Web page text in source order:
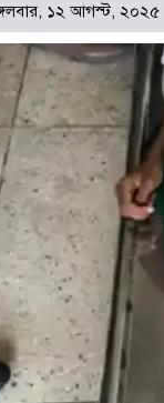
১২ আগস্ট, ২০২৫